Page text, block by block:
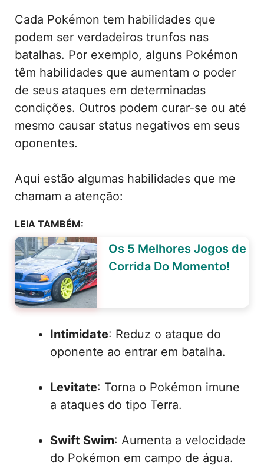
Cada Pokémon tem habilidades que
podem ser verdadeiros trunfos nas
batalhas. Por exemplo, alguns Pokémon
têm habilidades que aumentam o poder
de seus ataques em determinadas
condições. Outros podem curar-se ou até
mesmo causar status negativos em seus
oponentes.
Aqui estão algumas habilidades que me
chamam a atenção:
LEIA TAMBÉM:
Os 5 Melhores Jogos de
Corrida Do Momento!
Intimidate: Reduz o ataque do
oponente ao entrar em batalha.
Levitate: Torna o Pokémon imune
a ataques do tipo Terra.
Swift Swim: Aumenta a velocidade
do Pokémon em campo de água.